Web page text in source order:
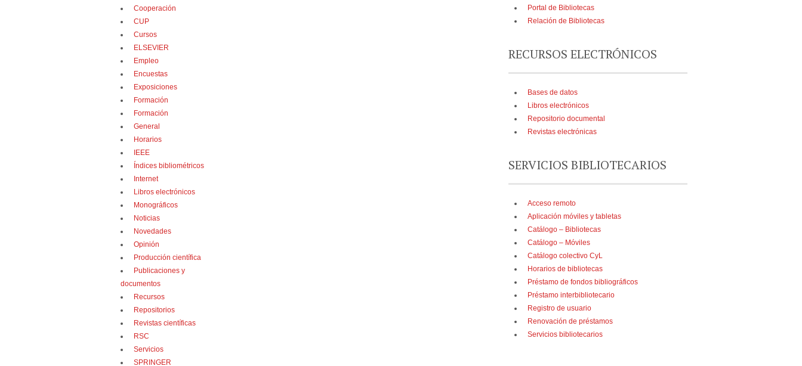
Portal de Bibliotecas
Relación de Bibliotecas
RECURSOS ELECTRÓNICOS
Bases de datos
Libros electrónicos
Repositorio documental
Revistas electrónicas
SERVICIOS BIBLIOTECARIOS
Acceso remoto
Aplicación móviles y tabletas
Catálogo – Bibliotecas
Catálogo – Móviles
Catálogo colectivo CyL
Horarios de bibliotecas
Préstamo de fondos bibliográficos
Préstamo interbibliotecario
Registro de usuario
Renovación de préstamos
Servicios bibliotecarios
Cooperación
CUP
Cursos
ELSEVIER
Empleo
Encuestas
Exposiciones
Formación
Formación
General
Horarios
IEEE
Índices bibliométricos
Internet
Libros electrónicos
Monográficos
Noticias
Novedades
Opinión
Producción científica
Publicaciones y
documentos
Recursos
Repositorios
Revistas científicas
RSC
Servicios
SPRINGER